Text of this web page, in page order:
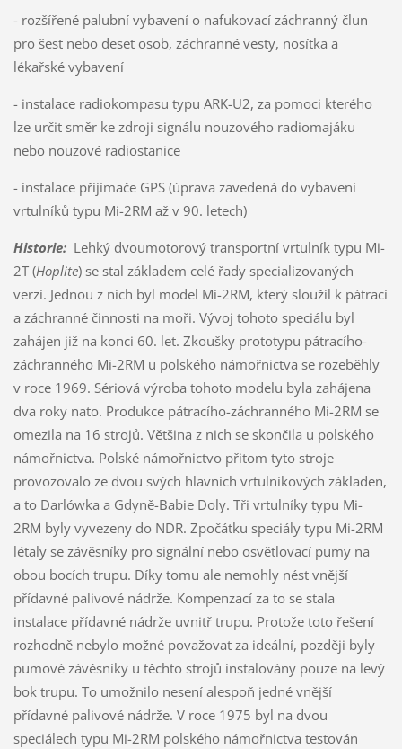
- rozšířené palubní vybavení o nafukovací záchranný člun
pro šest nebo deset osob, záchranné vesty, nosítka a
lékařské vybavení
- instalace radiokompasu typu ARK-U2, za pomoci kterého
lze určit směr ke zdroji signálu nouzového radiomajáku
nebo nouzové radiostanice
- instalace přijímače GPS (úprava zavedená do vybavení
vrtulníků typu Mi-2RM až v 90. letech)
Historie:Lehký dvoumotorový transportní vrtulník typu Mi-
2T (Hoplite) se stal základem celé řady specializovaných
verzí. Jednou z nich byl model Mi-2RM, který sloužil k pátrací
a záchranné činnosti na moři. Vývoj tohoto speciálu byl
zahájen již na konci 60. let. Zkoušky prototypu pátracího-
záchranného Mi-2RM u polského námořnictva se rozeběhly
v roce 1969. Sériová výroba tohoto modelu byla zahájena
dva roky nato. Produkce pátracího-záchranného Mi-2RM se
omezila na 16 strojů. Většina z nich se skončila u polského
námořnictva. Polské námořnictvo přitom tyto stroje
provozovalo ze dvou svých hlavních vrtulníkových základen,
a to Darlówka a Gdyně-Babie Doly. Tři vrtulníky typu Mi-
2RM byly vyvezeny do NDR. Zpočátku speciály typu Mi-2RM
létaly se závěsníky pro signální nebo osvětlovací pumy na
obou bocích trupu. Díky tomu ale nemohly nést vnější
přídavné palivové nádrže. Kompenzací za to se stala
instalace přídavné nádrže uvnitř trupu. Protože toto řešení
rozhodně nebylo možné považovat za ideální, později byly
pumové závěsníky u těchto strojů instalovány pouze na levý
bok trupu. To umožnilo nesení alespoň jedné vnější
přídavné palivové nádrže. V roce 1975 byl na dvou
speciálech typu Mi-2RM polského námořnictva testován